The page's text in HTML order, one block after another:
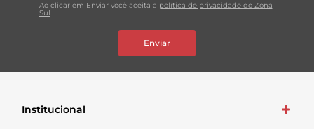
Ao clicar em Enviar você aceita a política de privacidade do Zona
Sul
Enviar
Institucional +